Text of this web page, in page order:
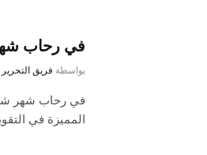
في رحاب
بواسطة فريق التحرير
في رحاب شهر
المميزة في